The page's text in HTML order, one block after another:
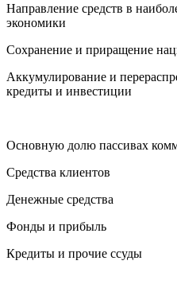
Направление средств в
экономики
Сохранение и приращение
Аккумулирование и
кредиты и инвестиции
Основную долю пассивах
Средства клиентов
Денежные средства
Фонды и прибыль
Кредиты и прочие ссуды